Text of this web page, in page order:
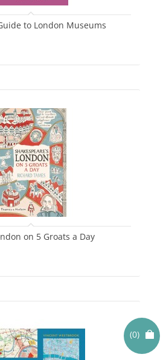
(0)
to London Museums
on 5 Groats a Day